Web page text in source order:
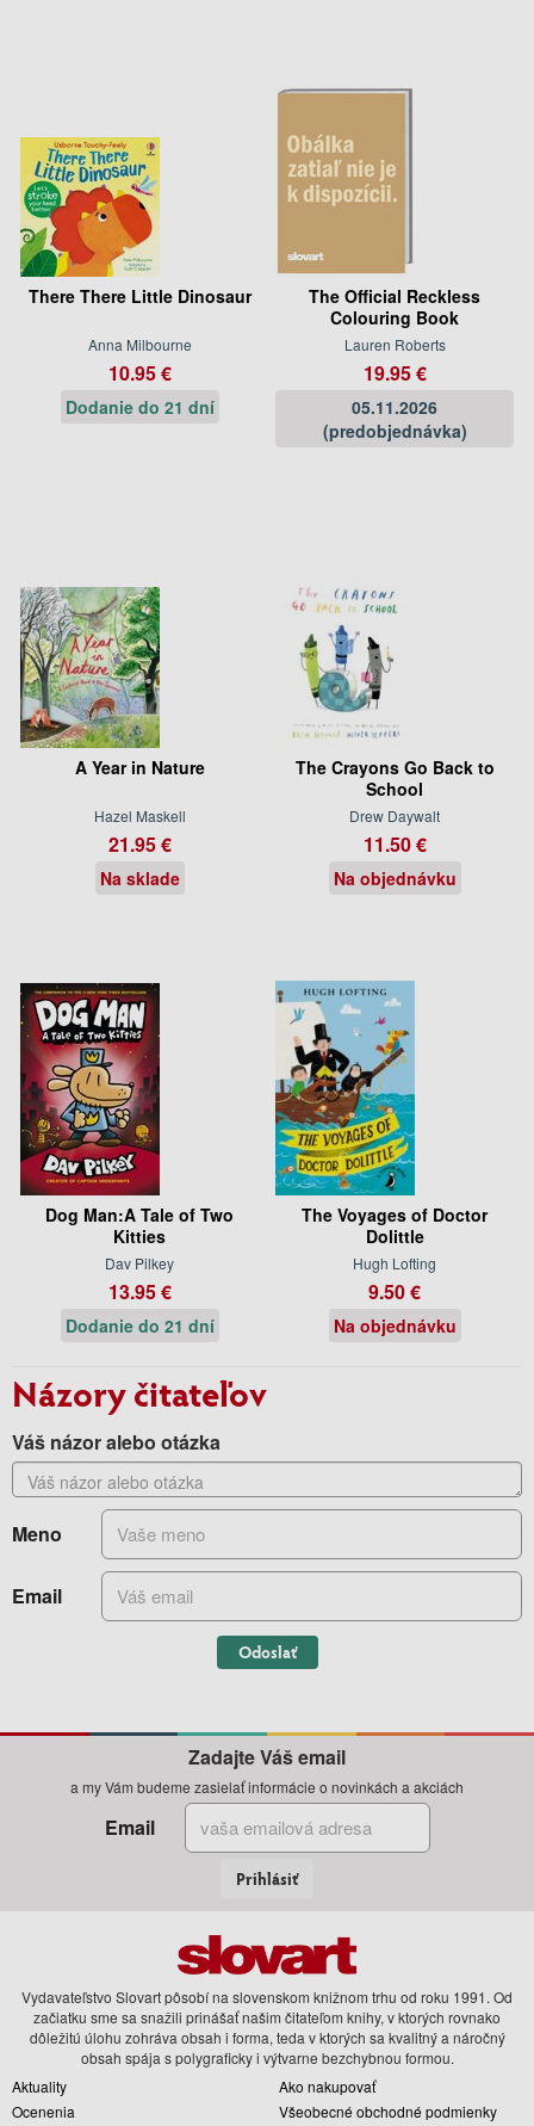
There There Little Dinosaur
Anna Milbourne
10.95 €
Dodanie do 21 dní
The Official Reckless
Colouring Book
Lauren Roberts
19.95 €
05.11.2026
(predobjednávka)
A Year in Nature
Hazel Maskell
21.95 €
Na sklade
The Crayons Go Back to
School
Drew Daywalt
11.50 €
Na objednávku
Dog Man:A Tale of Two
Kitties
Dav Pilkey
13.95 €
Dodanie do 21 dní
The Voyages of Doctor
Dolittle
Hugh Lofting
9.50 €
Na objednávku
Názory čitateľov
Váš názor alebo otázka
Meno
Email
Odoslať
Zadajte Váš email
a my Vám budeme zasielať informácie o novinkách a akciách
Email
Prihlásiť
Vydavateľstvo Slovart pôsobí na slovenskom knižnom trhu od roku 1991. Od
začiatku sme sa snažili prinášať našim čitateľom knihy, v ktorých rovnako
dôležitú úlohu zohráva obsah i forma, teda v ktorých sa kvalitný a náročný
obsah spája s polygraficky i výtvarne bezchybnou formou.
Aktuality
Ocenenia
Ako nakupovať
Všeobecné obchodné podmienky